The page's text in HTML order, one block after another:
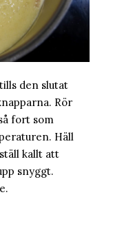
den slutat
Rör
fort som
Häll
kallt att
snyggt.